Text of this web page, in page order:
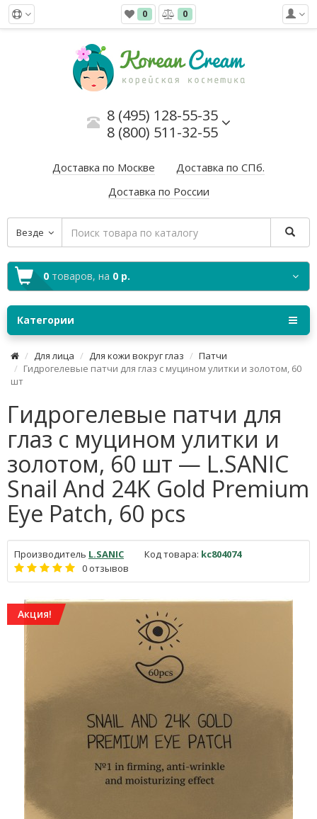
0 0
8 (495) 128-55-35
8 (800) 511-32-55
Доставка по Москве
Доставка по СПб.
Доставка по России
Везде
0 товаров, на 0 р.
Категории
Для лица Для кожи вокруг глаз
Патчи
Гидрогелевые патчи для глаз с муцином улитки и золотом, 60
шт
Гидрогелевые патчи для
глаз с муцином улитки и
золотом, 60 шт — L.SANIC
Snail Аnd 24K Gold Premium
Eye Patch, 60 pcs
Производитель L.SANIC Код товара: kc804074
0 отзывов
Акция!